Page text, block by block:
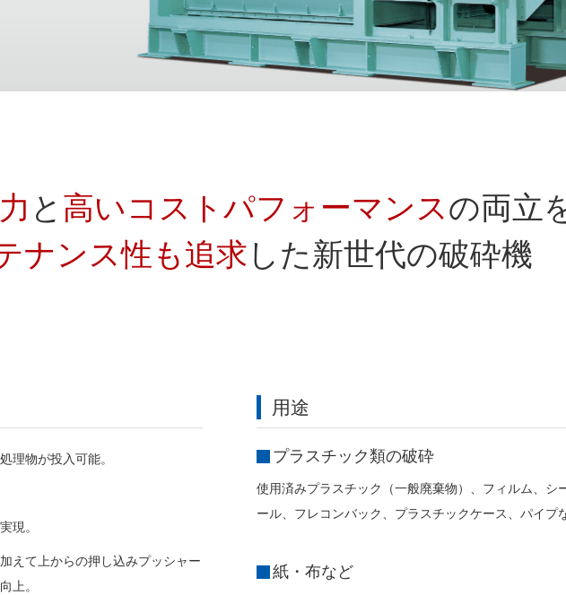
と 高いコストパフォーマンス
ナンス性も追求 した新世代の破砕機
理物が投入可能。
現。
えて上からの押し込みプッシャー
上。
用途
プラスチック類の破砕
使用済みプラスチック（一般廃棄物）、フィルム、シ
ール、フレコンバック、プラスチックケース、パイプ
紙・布など